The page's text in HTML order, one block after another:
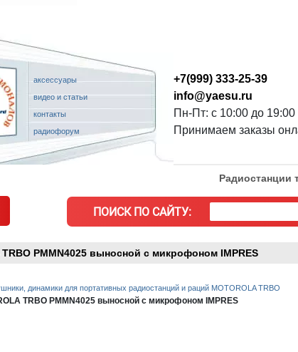
аксессуары
видео и статьи
контакты
радиофорум
+7(999) 333-25-39
info@yaesu.ru
Пн-Пт: с 10:00 до
Принимаем заказы
Радиостанции
ПОИСК ПО САЙТУ:
PMMN4025 выносной с микрофоном IMPRES
динамики для портативных радиостанций и раций MOTOROLA TRBO
TRBO PMMN4025 выносной с микрофоном IMPRES